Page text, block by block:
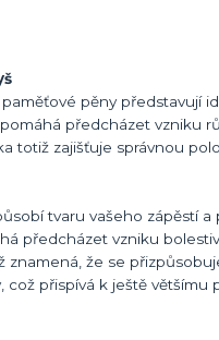
pěny představují
předcházet vzniku
totiž zajišťuje správnou
tvaru vašeho zápěstí
předcházet vzniku
znamená, že se
což přispívá k ještě většímu